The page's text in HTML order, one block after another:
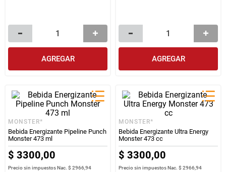
AGREGAR AGREGAR
MONSTER*
Bebida Energizante Pipeline Punch
Monster 473 ml
$ 3300,00
Precio sin impuestos Nac.$ 2966,94
MONSTER*
Bebida Energizante Ultra Energy
Monster 473 cc
$ 3300,00
Precio sin impuestos Nac.$ 2966,94